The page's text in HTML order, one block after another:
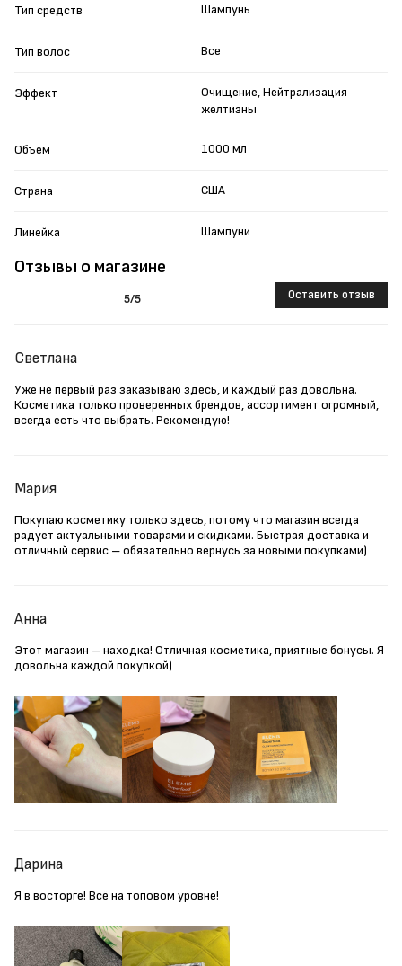
Отзывы о магазине
5/5 Оставить отзыв
Светлана
Уже не первый раз заказываю здесь, и каждый раз довольна.
Косметика только проверенных брендов, ассортимент огромный,
всегда есть что выбрать. Рекомендую!
Мария
Покупаю косметику только здесь, потому что магазин всегда
радует актуальными товарами и скидками. Быстрая доставка и
отличный сервис – обязательно вернусь за новыми покупками)
Анна
Этот магазин – находка! Отличная косметика, приятные бонусы. Я
довольна каждой покупкой)
Дарина
Я в восторге! Всё на топовом уровне!
Тип средств Шампунь
Тип волос Все
Эффект
Очищение, Нейтрализация
желтизны
Объем 1000 мл
Страна США
Линейка Шампуни